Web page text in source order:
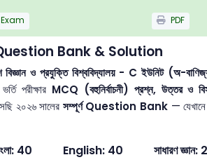
PDF
Bank & Solution
বিজ্ঞান ও প্রযুক্তি বিশ্ববিদ্যালয় - C ইউনিট (অ-
ভর্তি পরীক্ষার MCQ (বহুনির্বাচনী) প্রশ্ন, উত্তর ও
২০২৬ সালের সম্পূর্ণ Question Bank — যেখানে
40 English: 40 সাধারণ জ্ঞান: